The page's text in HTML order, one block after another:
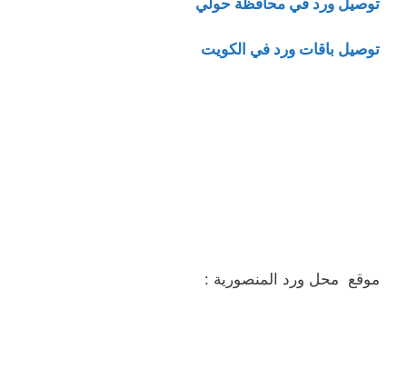
توصيل باقات ورد في الكويت
موقع محل ورد المنصورية :